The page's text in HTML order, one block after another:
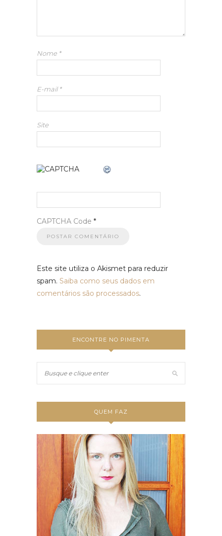
Nome *
E-mail*
Site
CAPTCHA Code *
Este site utiliza o Akismet para reduzir
spam. Saiba como seus dados em
comentários são processados.
ENCONTRE NO PIMENTA
QUEM FAZ